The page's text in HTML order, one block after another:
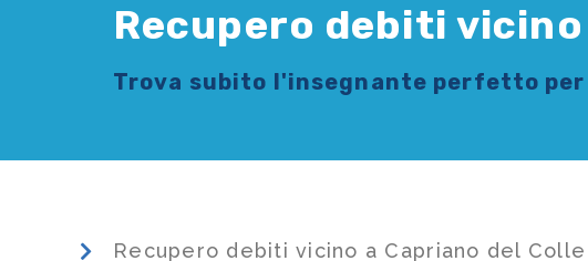
Recupero debiti
Trova subito l'insegnante perfetto per
Recupero debiti vicino a Capriano del Colle